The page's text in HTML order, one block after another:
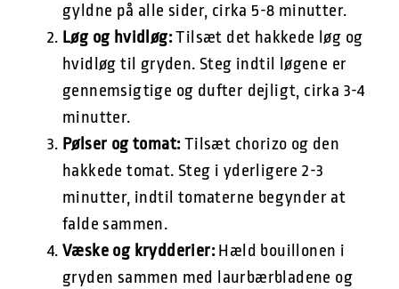
gyldne på alle sider, cirka 5-8 minutter.
Løg og hvidløg:Tilsæt det hakkede løg og
hvidløg til gryden. Steg indtil løgene er
gennemsigtige og dufter dejligt, cirka 3-4
minutter.
Pølser og tomat:Tilsæt chorizo og den
hakkede tomat. Steg i yderligere 2-3
minutter, indtil tomaterne begynder at
falde sammen.
Væske og krydderier:Hæld bouillonen i
gryden sammen med laurbærbladene og